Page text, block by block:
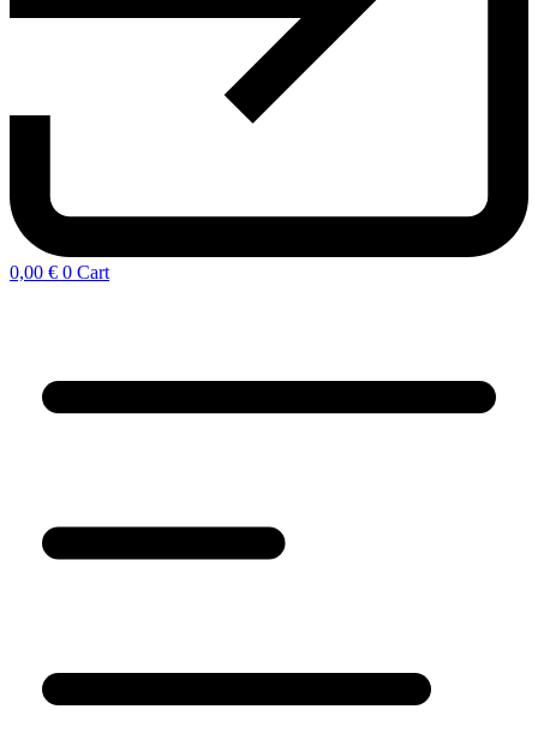
0,00 € 0 Cart